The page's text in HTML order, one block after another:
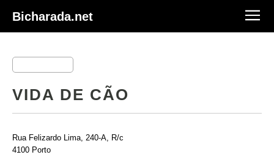
Bicharada.net
VIDA DE CÃO
Rua Felizardo Lima, 240-A, R/c
4100 Porto